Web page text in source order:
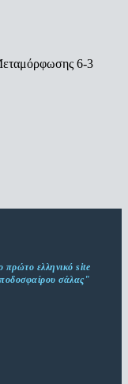
6-3
πρώτο ελληνικό site
ποδοσφαίρου σάλας"